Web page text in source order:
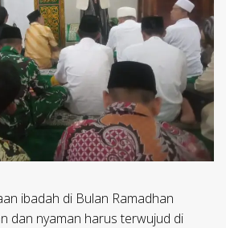
ibadah di Bulan Ramadhan
dan nyaman harus terwujud di